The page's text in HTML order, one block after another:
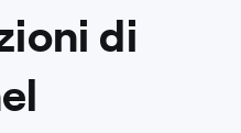
di